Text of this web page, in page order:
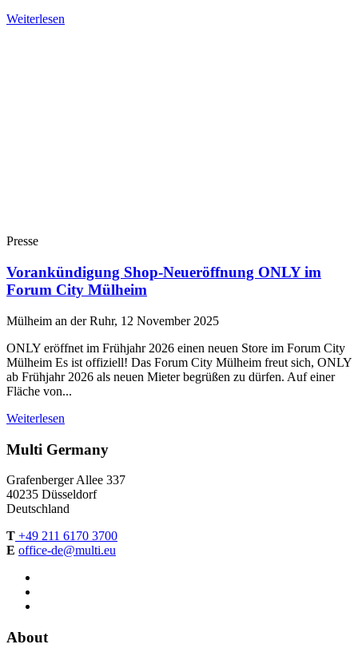
Weiterlesen
Presse
Vorankündigung Shop-Neueröffnung ONLY im
Forum City Mülheim
Mülheim an der Ruhr, 12 November 2025
ONLY eröffnet im Frühjahr 2026 einen neuen Store im Forum City
Mülheim Es ist offiziell! Das Forum City Mülheim freut sich, ONLY
ab Frühjahr 2026 als neuen Mieter begrüßen zu dürfen. Auf einer
Fläche von...
Weiterlesen
Multi Germany
Grafenberger Allee 337
40235 Düsseldorf
Deutschland
T +49 211 6170 3700
E office-de@multi.eu
About